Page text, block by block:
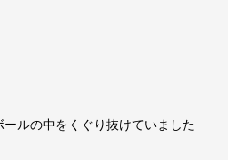
ルの中をくぐり抜けていました